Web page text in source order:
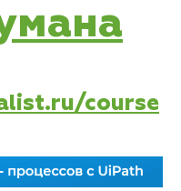
course